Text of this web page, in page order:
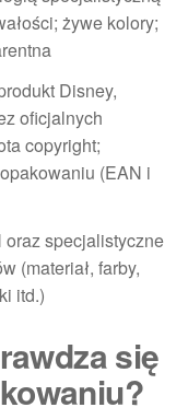
żywe kolory;
Disney,
oficjalnych
copyright;
(EAN i
specjalistyczne
(materiał, farby,
itd.)
się